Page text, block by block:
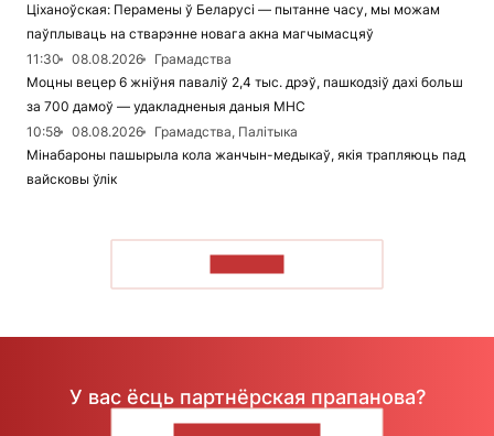
Ціханоўская: Перамены ў Беларусі — пытанне часу, мы можам
паўплываць на стварэнне новага акна магчымасцяў
11:30
08.08.2026
Грамадства
Моцны вецер 6 жніўня паваліў 2,4 тыс. дрэў, пашкодзіў дахі больш
за 700 дамоў — удакладненыя даныя МНС
10:58
08.08.2026
Грамадства, Палітыка
Мінабароны пашырыла кола жанчын-медыкаў, якія трапляюць пад
вайсковы ўлік
У вас ёсць партнёрская прапанова?